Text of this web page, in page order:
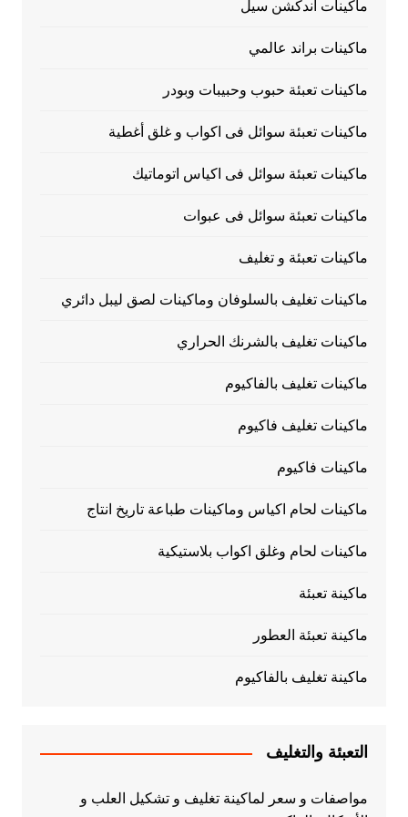
ماكينات اندكشن سيل
ماكينات براند عالمي
ماكينات تعبئة حبوب وحبيبات وبودر
ماكينات تعبئة سوائل فى اكواب و غلق أغطية
ماكينات تعبئة سوائل فى اكياس اتوماتيك
ماكينات تعبئة سوائل فى عبوات
ماكينات تعبئة و تغليف
ماكينات تغليف بالسلوفان وماكينات لصق ليبل دائري
ماكينات تغليف بالشرنك الحراري
ماكينات تغليف بالفاكيوم
ماكينات تغليف فاكيوم
ماكينات فاكيوم
ماكينات لحام اكياس وماكينات طباعة تاريخ انتاج
ماكينات لحام وغلق اكواب بلاستيكية
ماكينة تعبئة
ماكينة تعبئة العطور
ماكينة تغليف بالفاكيوم
التعبئة والتغليف
مواصفات و سعر لماكينة تغليف و تشكيل العلب و